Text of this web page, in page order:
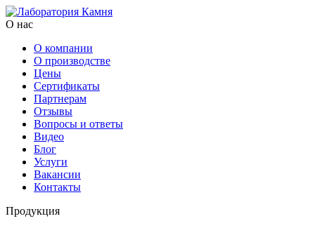
О нас
О компании
О производстве
Цены
Cертификаты
Партнерам
Отзывы
Вопросы и ответы
Видео
Блог
Услуги
Вакансии
Контакты
Продукция